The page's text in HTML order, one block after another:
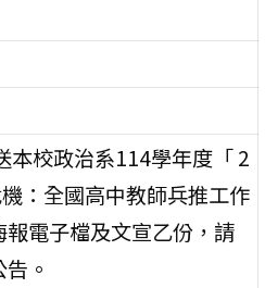
本校政治系114學年度「 2
：全國高中教師兵推工作
報電子檔及文宣乙份，請
。